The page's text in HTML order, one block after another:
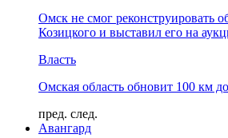
Омск не смог реконструировать
Козицкого и выставил его на
Власть
Омская область обновит 100 км
пред. след.
Авангард